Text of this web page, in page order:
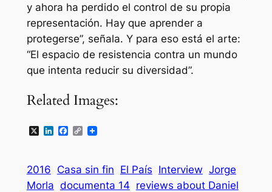
y ahora ha perdido el control de su propia
representación. Hay que aprender a
protegerse”, señala. Y para eso está el arte:
“El espacio de resistencia contra un mundo
que intenta reducir su diversidad”.
Related Images:
X LinkedIn
Facebook
Copy
2016 Casa sin fin El País Interview Jorge
Morla documenta 14 reviews about Daniel